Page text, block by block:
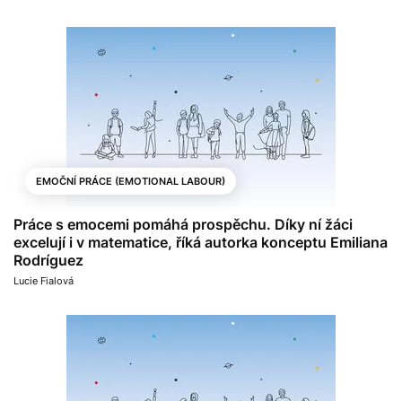
EMOČNÍ PRÁCE (EMOTIONAL LABOUR)
Práce s emocemi pomáhá prospěchu. Díky ní žáci
excelují i v matematice, říká autorka konceptu Emiliana
Rodríguez
Lucie Fialová